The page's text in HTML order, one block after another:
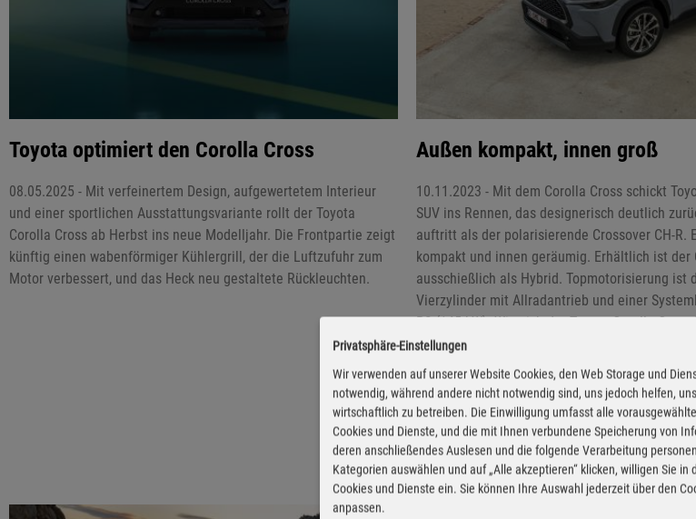
Toyota optimiert den Corolla Cross
08.05.2025 - Mit verfeinertem Design, aufgewertetem Interieur
und einer sportlichen Ausstattungsvariante rollt der Toyota
Corolla Cross ab Herbst ins neue Modelljahr. Die Frontpartie zeigt
künftig einen wabenförmiger Kühlergrill, der die Luftzufuhr zum
Motor verbessert, und das Heck neu gestaltete Rückleuchten.
Außen kompakt, innen groß
10.11.2023 - Mit dem Corolla Cross schickt
SUV ins Rennen, das designerisch deutlich
auftritt als der polarisierende Crossover CH-R.
kompakt und innen geräumig. Erhältlich ist der
ausschießlich als Hybrid. Topmotorisierung ist
Vierzylinder mit Allradantrieb und einer
PS (145 kW). Wie sich der Toyota Corolla
zeigt unser Praxistest. (aum)
Privatsphäre-Einstellungen
Wir verwenden auf unserer Website Cookies, den Web Storage und
notwendig, während andere nicht notwendig sind, uns jedoch helfen,
wirtschaftlich zu betreiben. Die Einwilligung umfasst alle
Cookies und Dienste, und die mit Ihnen verbundene Speicherung von
deren anschließendes Auslesen und die folgende Verarbeitung
Kategorien auswählen und auf „Alle akzeptieren“ klicken, willigen Sie
Cookies und Dienste ein. Sie können Ihre Auswahl jederzeit über den
anpassen.